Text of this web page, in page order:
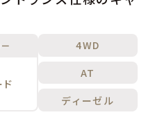
ド
4WD
AT
ディーゼル